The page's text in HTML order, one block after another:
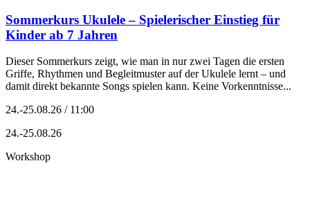
Sommerkurs Ukulele – Spielerischer Einstieg für
Kinder ab 7 Jahren
Dieser Sommerkurs zeigt, wie man in nur zwei Tagen die ersten
Griffe, Rhythmen und Begleitmuster auf der Ukulele lernt – und
damit direkt bekannte Songs spielen kann. Keine Vorkenntnisse...
24.-25.08.26 / 11:00
24.-25.08.26
Workshop